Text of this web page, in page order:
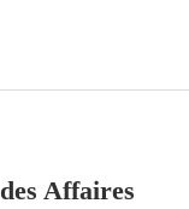
Affaires